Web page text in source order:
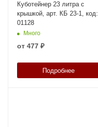
Куботейнер 23 литра с
крышкой, арт. КБ 23-1, код:
01128
Много
от 477 ₽
Подробнее